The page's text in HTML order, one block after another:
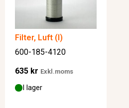
Filter, Luft (I)
600-185-4120
635 kr Exkl.moms
I lager